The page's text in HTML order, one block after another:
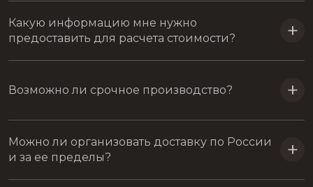
Какую информацию мне нужно
предоставить для расчета стоимости?
Возможно ли срочное производство?
Можно ли организовать доставку по России
и за ее пределы?